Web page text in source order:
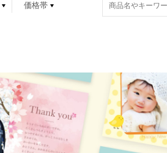
価格帯